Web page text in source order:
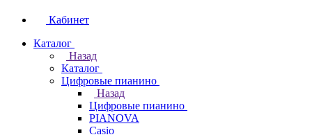
Кабинет
Каталог
Назад
Каталог
Цифровые пианино
Назад
Цифровые пианино
PIANOVA
Casio